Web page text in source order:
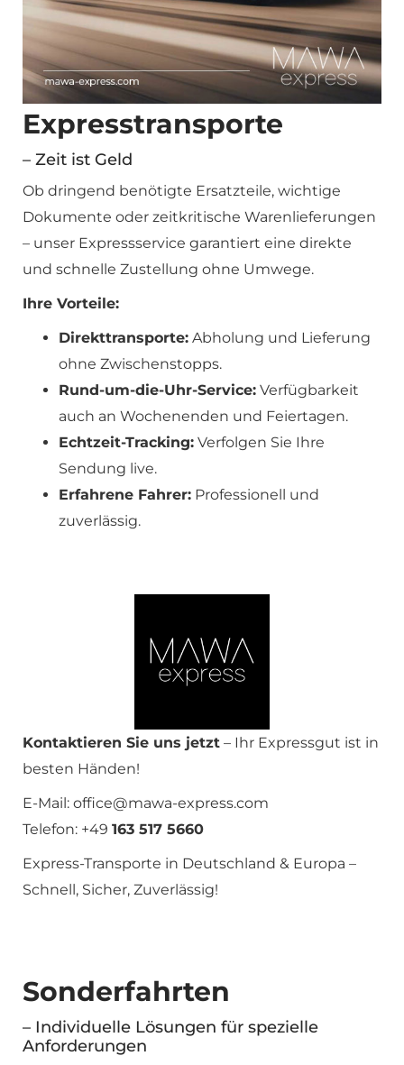
Expresstransporte
– Zeit ist Geld
Ob dringend benötigte Ersatzteile, wichtige
Dokumente oder zeitkritische Warenlieferungen
– unser Expressservice garantiert eine direkte
und schnelle Zustellung ohne Umwege.
Ihre Vorteile:
Direkttransporte: Abholung und Lieferung
ohne Zwischenstopps.
Rund-um-die-Uhr-Service: Verfügbarkeit
auch an Wochenenden und Feiertagen.
Echtzeit-Tracking: Verfolgen Sie Ihre
Sendung live.
Erfahrene Fahrer: Professionell und
zuverlässig.
Kontaktieren Sie uns jetzt – Ihr Expressgut ist in
besten Händen!
E-Mail: office@mawa-express.com
Telefon: +49 163 517 5660
Express-Transporte in Deutschland & Europa –
Schnell, Sicher, Zuverlässig!
Sonderfahrten
– Individuelle Lösungen für spezielle
Anforderungen